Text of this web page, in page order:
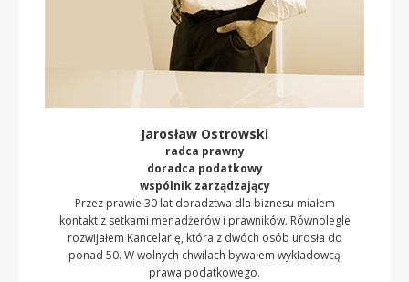
Jarosław Ostrowski
radca prawny
doradca podatkowy
wspólnik zarządzający
Przez prawie 30 lat doradztwa dla biznesu miałem
kontakt z setkami menadżerów i prawników. Równolegle
rozwijałem Kancelarię, która z dwóch osób urosła do
ponad 50. W wolnych chwilach bywałem wykładowcą
prawa podatkowego.